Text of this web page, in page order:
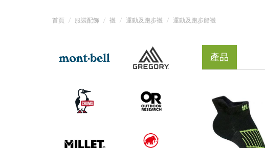
首頁 服裝配飾 襪 運動及跑步襪 運動及跑步船襪
產品